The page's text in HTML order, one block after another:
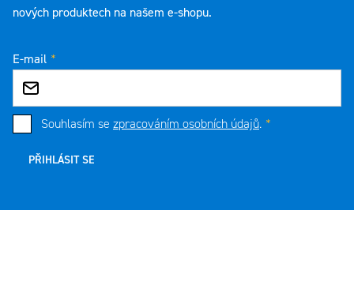
nových produktech na našem e-shopu.
E-mail
Souhlasím se zpracováním osobních údajů.
PŘIHLÁSIT SE